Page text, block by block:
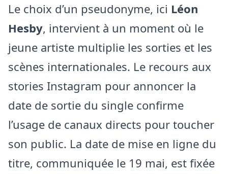
Le choix d’un pseudonyme, ici Léon
Hesby, intervient à un moment où le
jeune artiste multiplie les sorties et les
scènes internationales. Le recours aux
stories Instagram pour annoncer la
date de sortie du single confirme
l’usage de canaux directs pour toucher
son public. La date de mise en ligne du
titre, communiquée le 19 mai, est fixée